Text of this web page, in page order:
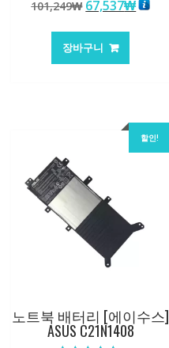
5.00
로 평가됨
101,249₩ 원
가
격:
67,537₩현
장바구니
할인!
노트북 배터리 [에이수스]
ASUS C21N1408